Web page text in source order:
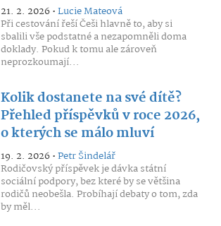
21. 2. 2026 •Lucie Mateová
Při cestování řeší Češi hlavně to, aby si
sbalili vše podstatné a nezapomněli doma
doklady. Pokud k tomu ale zároveň
neprozkoumají...
Kolik dostanete na své dítě?
Přehled příspěvků v roce 2026,
o kterých se málo mluví
19. 2. 2026 •Petr Šindelář
Rodičovský příspěvek je dávka státní
sociální podpory, bez které by se většina
rodičů neobešla. Probíhají debaty o tom, zda
by měl...